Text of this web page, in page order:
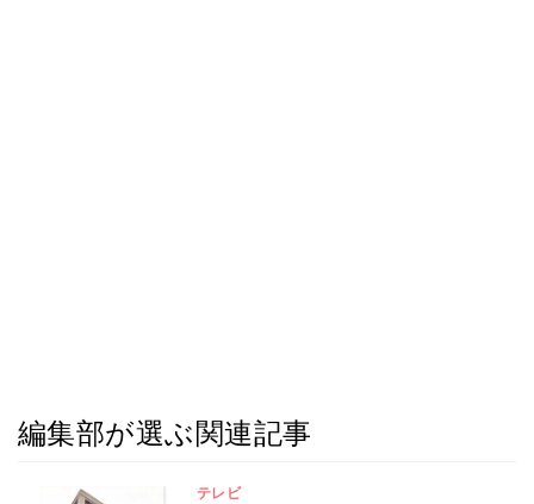
編集部が選ぶ関連記事
テレビ